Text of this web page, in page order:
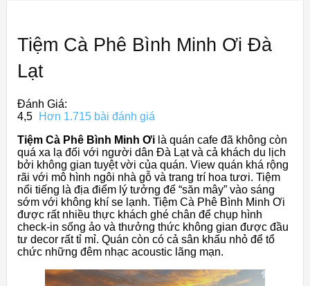
Tiệm Cà Phê Bình Minh Ơi Đà
Lạt
Đánh Giá:
4,5
Hơn 1.715 bài đánh giá
Tiệm Cà Phê Bình Minh Ơi là quán cafe đã không còn
quá xa lạ đối với người dân Đà Lạt và cả khách du lịch
bởi không gian tuyệt vời của quán. View quán khá rộng
rãi với mô hình ngôi nhà gỗ và trang trí hoa tươi. Tiệm
nổi tiếng là địa điểm lý tưởng để “săn mây” vào sáng
sớm với không khí se lạnh. Tiệm Cà Phê Bình Minh Ơi
được rất nhiều thực khách ghé chân để chụp hình
check-in sống ảo và thưởng thức không gian được đầu
tư decor rất tỉ mỉ. Quán còn có cả sân khấu nhỏ để tổ
chức những đêm nhạc acoustic lãng mạn.